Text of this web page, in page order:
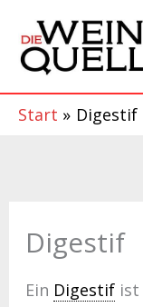
Inhalt
springen
Start Digestif
Digestif
Ein Digestifist